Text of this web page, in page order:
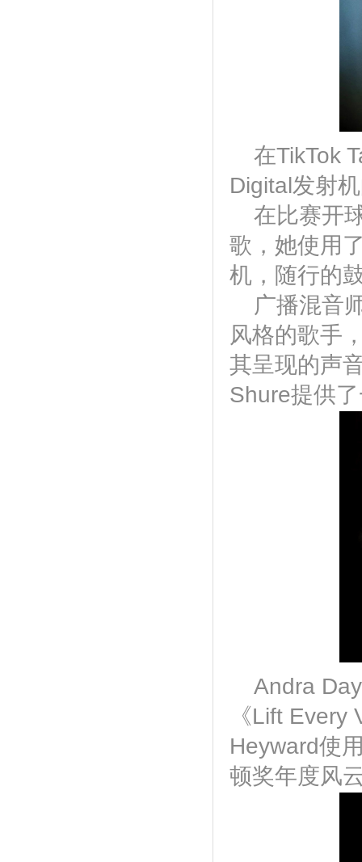
在TikTok
Digital发射
在比赛开
歌，她使用
机，随行的
广播混音
风格的歌手
其呈现的声
Shure提供
Andra
《Lift
Heyward使
顿奖年度风